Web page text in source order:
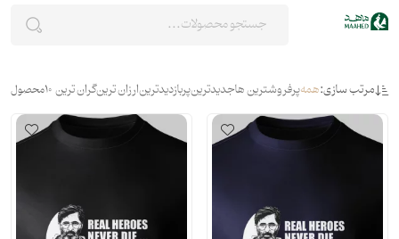
مرتب سازی:همهپرفروشترین هاجدیدترینپربازدیدترینارزان ترینگران ترین 10محصول